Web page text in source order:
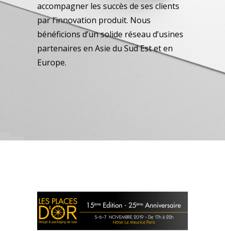
accompagner les succès de ses clients
par l’innovation produit. Nous
bénéficions d’un solide réseau d’usines
partenaires en Asie du Sud Est et en
Europe.